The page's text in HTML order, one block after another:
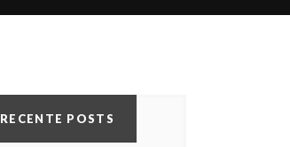
RECENTE POSTS